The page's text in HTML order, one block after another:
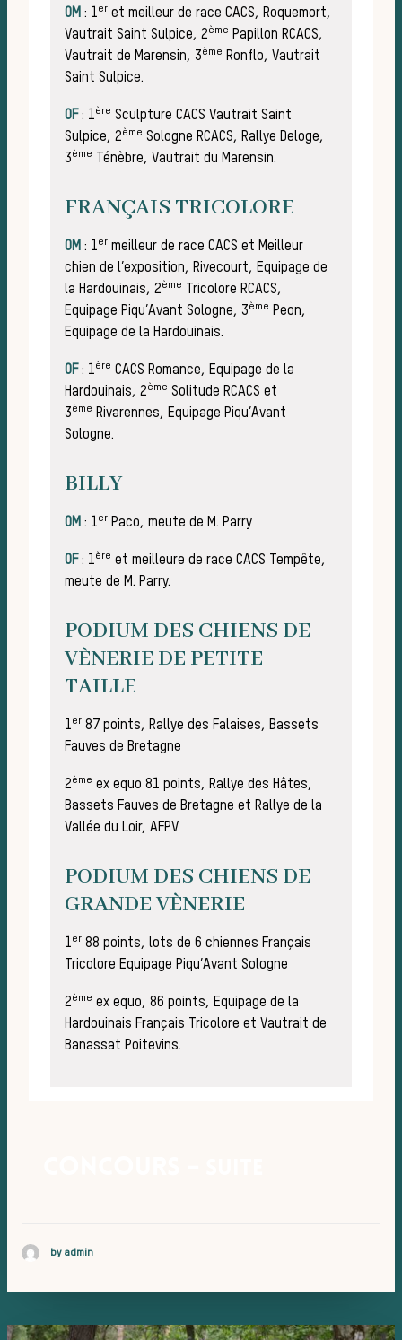
La
OM : 1er et meilleur de race CACS, Roquemort,
Vautrait Saint Sulpice, 2ème Papillon RCACS,
Vautrait de Marensin, 3ème Ronflo, Vautrait
Saint Sulpice.
OF: 1ère Sculpture CACS Vautrait Saint
Sulpice, 2ème Sologne RCACS, Rallye Deloge,
3ème Ténèbre, Vautrait du Marensin.
FRANÇAIS TRICOLORE
OM : 1er meilleur de race CACS et Meilleur
chien de l’exposition, Rivecourt, Equipage de
la Hardouinais, 2ème
Tricolore RCACS,
Equipage Piqu’Avant Sologne, 3ème Peon,
Equipage de la Hardouinais.
OF: 1ère CACS Romance, Equipage de la
Hardouinais, 2ème Solitude RCACS et
3ème Rivarennes, Equipage Piqu’Avant
Sologne.
BILLY
OM : 1er Paco, meute de M. Parry
OF: 1ère et meilleure de race CACS Tempête,
meute de M. Parry.
PODIUM DES CHIENS DE
VÈNERIE DE PETITE
TAILLE
1er 87 points, Rallye des Falaises, Bassets
Fauves de Bretagne
2ème ex equo 81 points, Rallye des Hâtes,
Bassets Fauves de Bretagne et Rallye de la
Vallée du Loir, AFPV
PODIUM DES CHIENS DE
GRANDE VÈNERIE
1er 88 points, lots de 6 chiennes Français
Tricolore Equipage Piqu’Avant Sologne
2ème ex equo, 86 points, Equipage de la
Hardouinais Français Tricolore et Vautrait de
Banassat Poitevins.
by admin